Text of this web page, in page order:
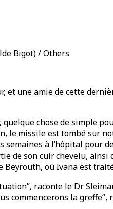
Bigot) / Others
et une amie de cette
chose de simple
le missile est tombé sur
semaines à l’hôpital pour
de son cuir chevelu,
Beyrouth, où Ivana est
raconte le Dr
commencerons la greffe”,